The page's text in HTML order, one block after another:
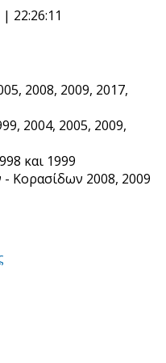
22:26:11
2008, 2009, 2017,
2004, 2005, 2009,
και 1999
Κορασίδων 2008, 2009